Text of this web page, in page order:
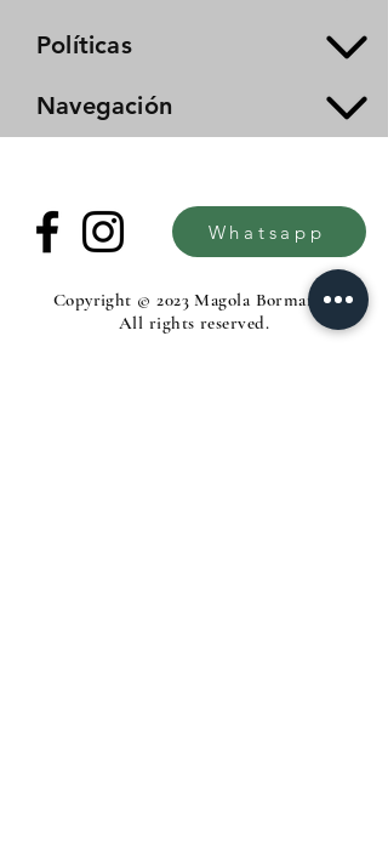
Políticas
Navegación
Whatsapp
Copyright © 2023 Magola Borman®.
All rights reserved.